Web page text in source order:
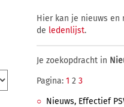
Hier kan je nieuws en
de ledenlijst.
Je zoekopdracht in
Pagina: 1 2 3
Nieuws, Effectief